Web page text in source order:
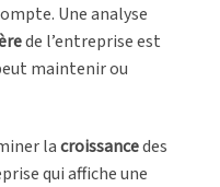
Une analyse
de l’entreprise est
maintenir ou
lacroissancedes
qui affiche une